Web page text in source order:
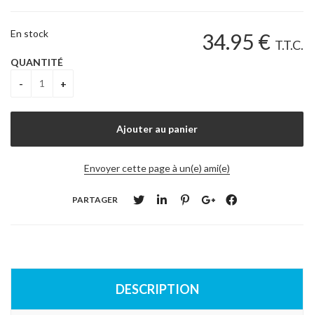
34.95 € T.T.C.
En stock
QUANTITÉ
Envoyer cette page à un(e) ami(e)
PARTAGER
DESCRIPTION